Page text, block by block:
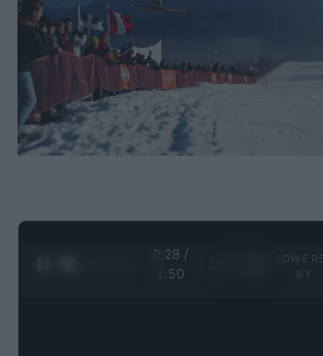
0:29 /
1:50